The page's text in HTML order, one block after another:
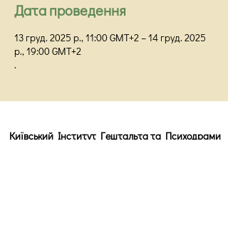
Дата проведення
13 груд. 2025 р., 11:00 GMT+2 – 14 груд. 2025
р., 19:00 GMT+2
.
Київський Інститут Гештальта та Психодрами